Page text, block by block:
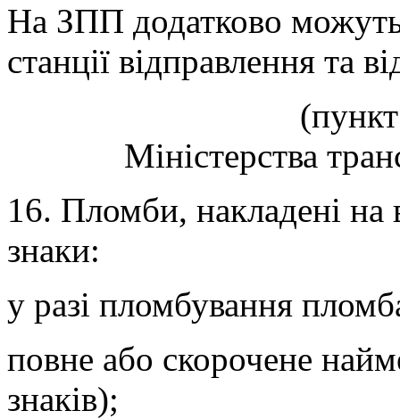
На ЗПП додатково
станції відправлення та
Міністерства
16. Пломби, накладені на
знаки:
у разі пломбування
повне або скорочене
знаків);